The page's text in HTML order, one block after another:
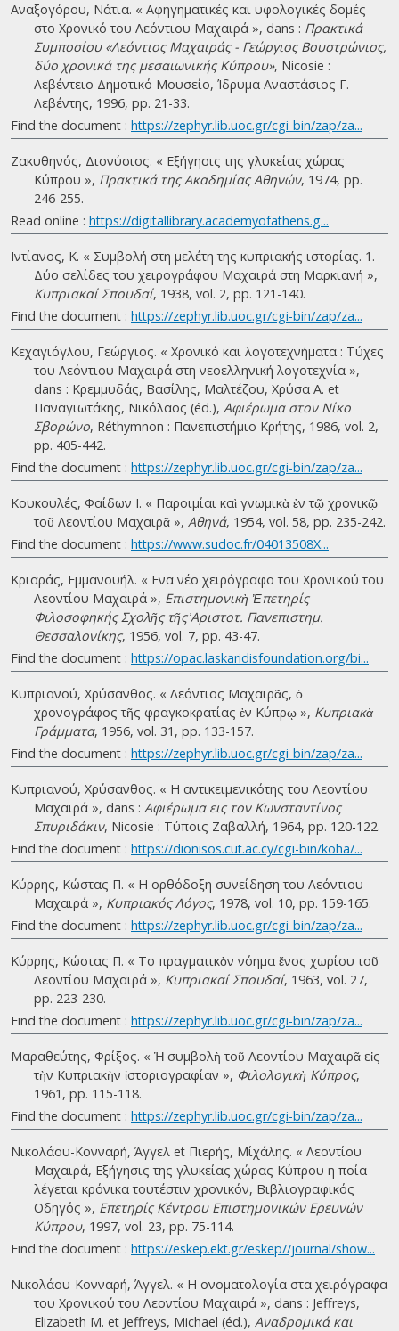
Αναξογόρου, Νάτια. « Αφηγηματικές και υφολογικές δομές
στο Χρονικό του Λεόντιου Μαχαιρά », dans : Πρακτικά
Συμποσίου «Λεόντιος Μαχαιράς - Γεώργιος Βουστρώνιος,
δύο χρονικά της μεσαιωνικής Κύπρου», Nicosie :
Λεβέντειο Δημοτικό Μουσείο, Ίδρυμα Αναστάσιος Γ.
Λεβέντης, 1996, pp. 21-33.
Find the document : https://zephyr.lib.uoc.gr/cgi-bin/zap/za...
Ζακυθηνός, Διονύσιος. « Εξήγησις της γλυκείας χώρας
Κύπρου », Πρακτικά της Ακαδημίας Αθηνών, 1974, pp.
246-255.
Read online : https://digitallibrary.academyofathens.g...
Ιντίανος, K. « Συμβολή στη μελέτη της κυπριακής ιστορίας. 1.
Δύο σελίδες του χειρογράφου Μαχαιρά στη Μαρκιανή »,
Κυπριακαί Σπουδαί, 1938, vol. 2, pp. 121-140.
Find the document : https://zephyr.lib.uoc.gr/cgi-bin/zap/za...
Κεχαγιόγλου, Γεώργιος. « Χρονικό και λογοτεχνήματα : Τύχες
του Λεόντιου Μαχαιρά στη νεοελληνική λογοτεχνία »,
dans : Κρεμμυδάς, Βασίλης, Μαλτέζου, Χρύσα Α. et
Παναγιωτάκης, Νικόλαος (éd.), Αφιέρωμα στον Νίκο
Σβορώνο, Réthymnon : Πανεπιστήμιο Κρήτης, 1986, vol. 2,
pp. 405-442.
Find the document : https://zephyr.lib.uoc.gr/cgi-bin/zap/za...
Κουκουλές, Φαίδων Ι. « Παροιμίαι καὶ γνωμικὰ ἐν τῷ χρονικῷ
τοῦ Λεοντίου Μαχαιρᾶ », Αθηνά, 1954, vol. 58, pp. 235-242.
Find the document : https://www.sudoc.fr/04013508X...
Κριαράς, Eμμανουήλ. « Ενα νέο χειρόγραφο του Χρονικού του
Λεοντίου Μαχαιρά », Επιστημονικὴ Ἐπετηρίς
Φιλοσοφηκής Σχολῆς τῆς ̓Αριστοτ. Πανεπιστημ.
Θεσσαλονίκης, 1956, vol. 7, pp. 43-47.
Find the document : https://opac.laskaridisfoundation.org/bi...
Κυπριανού, Χρύσανθος. « Λεόντιος Μαχαιρᾶς, ὁ
χρονογράφος τῆς φραγκοκρατίας ἐν Κύπρῳ », Κυπριακὰ
Γράμματα, 1956, vol. 31, pp. 133-157.
Find the document : https://zephyr.lib.uoc.gr/cgi-bin/zap/za...
Κυπριανού, Χρύσανθος. « Η αντικειμενικότης του Λεοντίου
Μαχαιρά », dans : Αφιέρωμα εις τον Κωνσταντίνος
Σπυριδάκιν, Nicosie : Τύποις Ζαβαλλή, 1964, pp. 120-122.
Find the document : https://dionisos.cut.ac.cy/cgi-bin/koha/...
Κύρρης, Κώστας Π. « Η ορθόδοξη συνείδηση του Λεόντιου
Μαχαιρά », Κυπριακός Λόγος, 1978, vol. 10, pp. 159-165.
Find the document : https://zephyr.lib.uoc.gr/cgi-bin/zap/za...
Κύρρης, Κώστας Π. « Το πραγματικὸν νόημα ἔνος χωρίου τοῦ
Λεοντίου Μαχαιρά », Κυπριακαί Σπουδαί, 1963, vol. 27,
pp. 223-230.
Find the document : https://zephyr.lib.uoc.gr/cgi-bin/zap/za...
Μαραθεύτης, Φρίξος. « Ἡ συμβολὴ τοῦ Λεοντίου Μαχαιρᾶ εἰς
τὴν Κυπριακὴν ἱστοριογραφίαν », Φιλολογικὴ Κύπρος,
1961, pp. 115-118.
Find the document : https://zephyr.lib.uoc.gr/cgi-bin/zap/za...
Νικολάου-Κονναρή, Άγγελ et Πιερής, Μίχάλης. « Λεοντίου
Mαχαιρά, Eξήγησις της γλυκείας χώρας Kύπρου η ποία
λέγεται κρόνικα τουτέστιν χρονικόν, Bιβλιογραφικός
Oδηγός », Eπετηρίς Kέντρου Eπιστημονικών Eρευνών
Κύπρου, 1997, vol. 23, pp. 75-114.
Find the document : https://eskep.ekt.gr/eskep//journal/show...
Νικολάου-Κονναρή, Άγγελ. « H ονοματολογία στα χειρόγραφα
του Xρονικού του Λεοντίου Mαχαιρά », dans : Jeffreys,
Elizabeth M. et Jeffreys, Michael (éd.), Aναδρομικά και